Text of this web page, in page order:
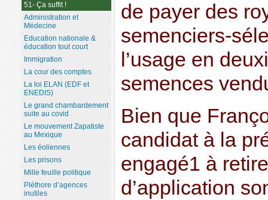
de payer des
semenciers-
l’usage en
semences
Bien que
candidat à la
engagé1 à
d’application
51- Ça suffit !
Administration et
Médecine
Education nationale &
éducation tout court
Immigration
La cour des comptes
La loi ELAN (EDF et
ENEDIS)
Le grand chambardement
suite au covid
Le mouvement Zapatiste
au Mexique
Les éoliennes
Les prisons
Mille feuille politique
Pléthore d’agences
inutiles